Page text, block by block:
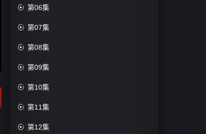
 第06集
 第07集
 第08集
 第09集
 第10集
 第11集
 第12集